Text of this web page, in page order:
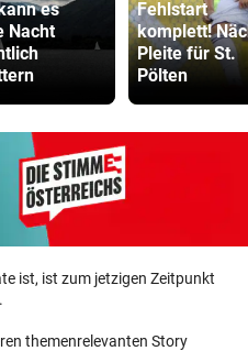
es
Nacht
Fehlstart
komplett!
Pleite für St.
Pölten
ist, ist zum jetzigen Zeitpunkt
themenrelevanten Story